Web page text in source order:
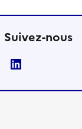
Suivez-nous